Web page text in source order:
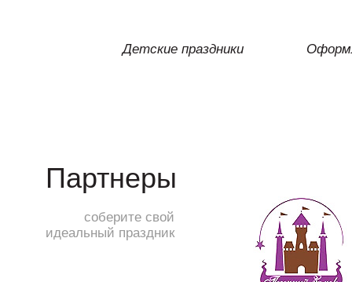
Детские праздники
Партнеры
соберите свой
идеальный праздник